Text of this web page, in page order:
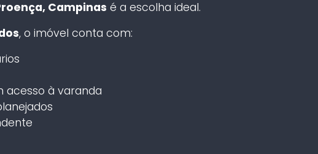
Campinas é a escolha ideal.
, o imóvel conta com:
acesso à varanda